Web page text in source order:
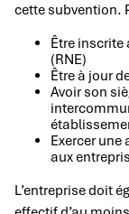
cette subvention.
Être inscrite
(RNE)
Être à jour
Avoir son
Exercer
aux
L’entreprise doit